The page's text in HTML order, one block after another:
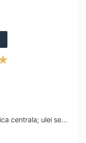
Tip produs: ulei hidraulic; ulei hidraulica centrala; ulei servodirectie